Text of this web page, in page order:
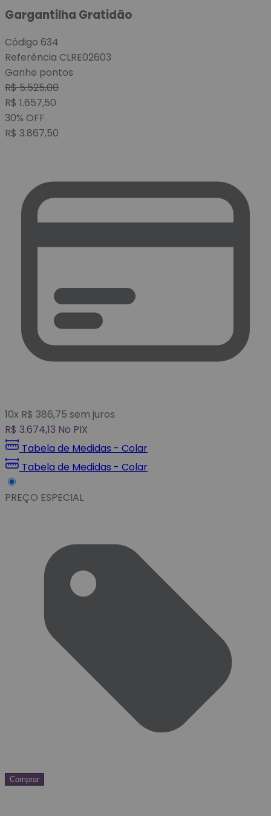
Gargantilha Gratidão
Código 634
Referência CLRE02603
Ganhe pontos
R$5.525,00
R$ 1.657,50
30% OFF
R$ 3.867,50
10x R$ 386,75 sem juros
R$ 3.674,13 No PIX
Tabela de Medidas - Colar
Tabela de Medidas - Colar
Comprar